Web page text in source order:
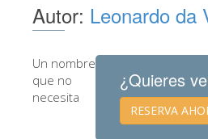
Museo Galileo
Jardín de Boboli
La Torre de
Autor: Leonardo da
¿Quieres
RESERVA
Un nombre
que no
necesita